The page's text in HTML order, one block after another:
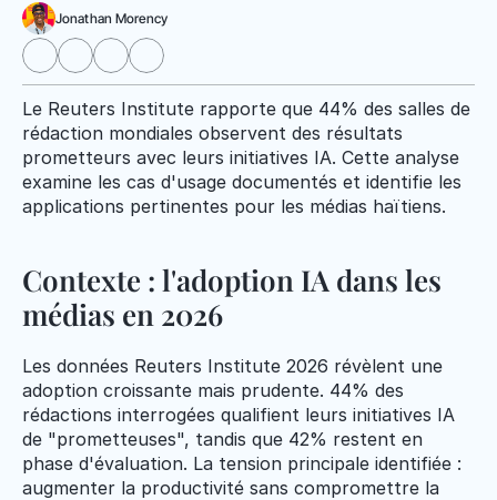
Jonathan Morency
Le Reuters Institute rapporte que 44% des salles de
rédaction mondiales observent des résultats
prometteurs avec leurs initiatives IA. Cette analyse
examine les cas d'usage documentés et identifie les
applications pertinentes pour les médias haïtiens.
Contexte : l'adoption IA dans les
médias en 2026
Les données Reuters Institute 2026 révèlent une
adoption croissante mais prudente. 44% des
rédactions interrogées qualifient leurs initiatives IA
de "prometteuses", tandis que 42% restent en
phase d'évaluation. La tension principale identifiée :
augmenter la productivité sans compromettre la